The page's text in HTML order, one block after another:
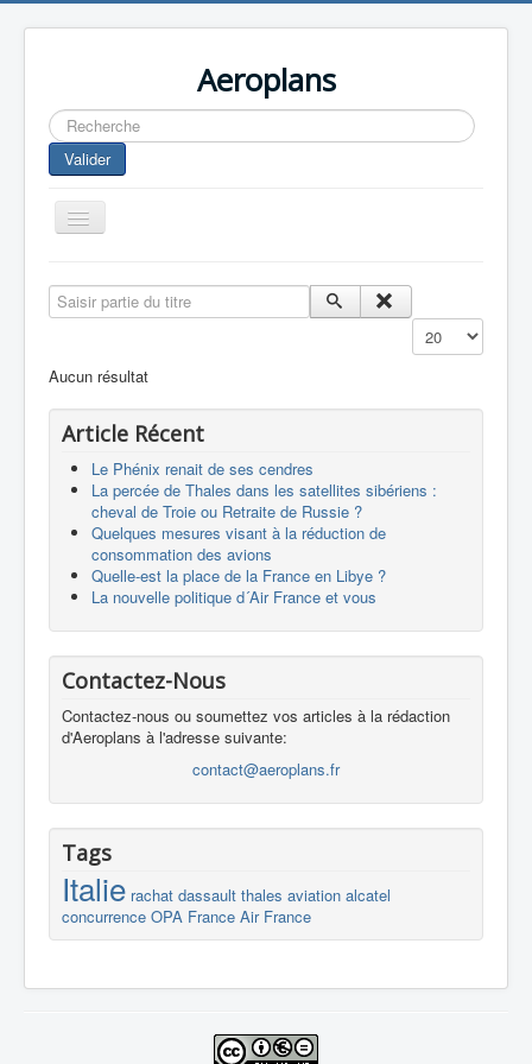
Aeroplans
Rechercher
Valider
Toggle
Navigation
Aviation Commerciale
Europespace
Drones
Saisir partie du titre
Affichage #
Aucun résultat
Article Récent
Le Phénix renait de ses cendres
La percée de Thales dans les satellites sibériens :
cheval de Troie ou Retraite de Russie ?
Quelques mesures visant à la réduction de
consommation des avions
Quelle-est la place de la France en Libye ?
La nouvelle politique d´Air France et vous
Contactez-Nous
Contactez-nous ou soumettez vos articles à la rédaction
d'Aeroplans à l'adresse suivante:
contact@aeroplans.fr
Tags
Italie rachat dassault thales aviation alcatel
concurrence OPA France Air France